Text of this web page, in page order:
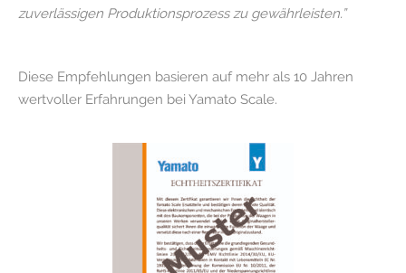
zuverlässigen Produktionsprozess zu gewährleisten.”
Diese Empfehlungen basieren auf mehr als 10 Jahren
wertvoller Erfahrungen bei Yamato Scale.